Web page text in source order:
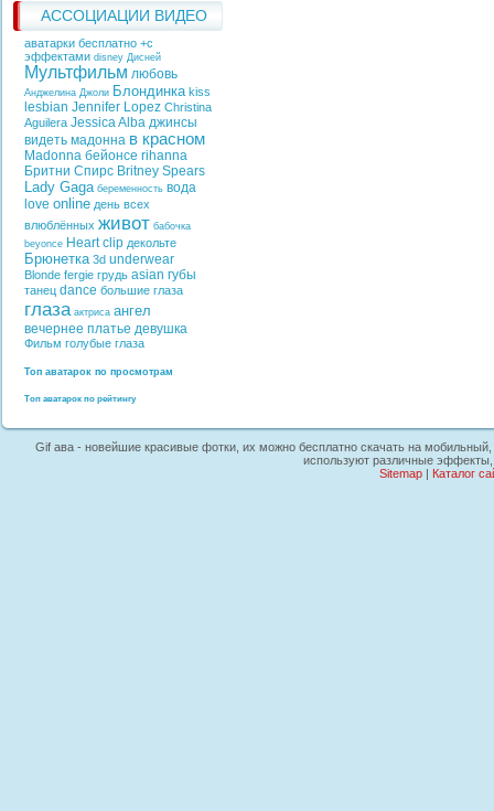
АССОЦИАЦИИ ВИДЕО
аватарки бесплатно +с
эффектами disney Дисней
Мультфильм любовь
Анджелина Джоли Блондинка kiss
lesbian Jennifer Lopez Christina
Aguilera Jessica Alba джинсы
видеть мадонна в красном
Madonna бейонсе rihanna
Бритни Спирс Britney Spears
Lady Gaga беременность вода
love online день всех
влюблённых живот бабочка
beyonce Heart clip декольте
Брюнетка 3d underwear
Blonde fergie грудь asian губы
танец dance большие глаза
глаза актриса ангел
вечернее платье девушка
Фильм голубые глаза
Топ аватарок по просмотрам
Топ аватарок по рейтингу
Gif ава - новейшие красивые фотки, их можно бесплатно скачать на
используют различные
Sitemap| Каталог